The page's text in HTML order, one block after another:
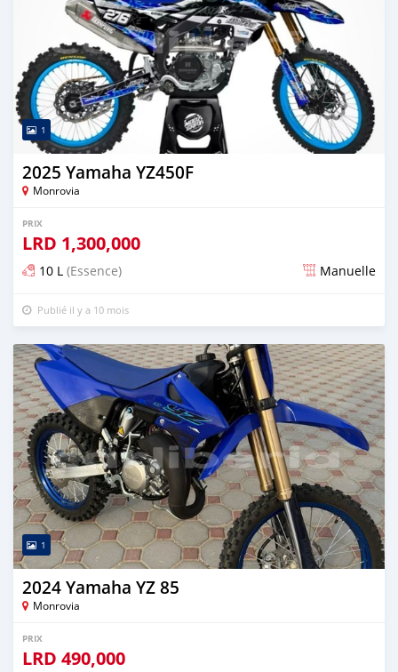
1
2025 Yamaha YZ450F
Monrovia
PRIX
LRD 1,300,000
10 L (Essence) Manuelle
Publié il y a 10 mois
1
2024 Yamaha YZ 85
Monrovia
PRIX
LRD 490,000